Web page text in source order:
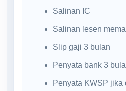
Salinan IC
Salinan lesen
Slip gaji 3 bulan
Penyata bank 3
Penyata KWSP jika